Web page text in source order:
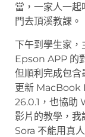
當，一家人一
門去頂溪教課。
下午到學生家
Epson APP 的
但順利完成包
更新 MacBook
26.0.1，也協助
影片的教學，
Sora 不能用真